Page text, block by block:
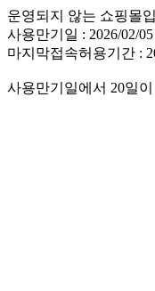
운영되지 않는 쇼핑몰
사용만기일 : 2026/02/05
마지막접속허용기간 :
사용만기일에서 20일